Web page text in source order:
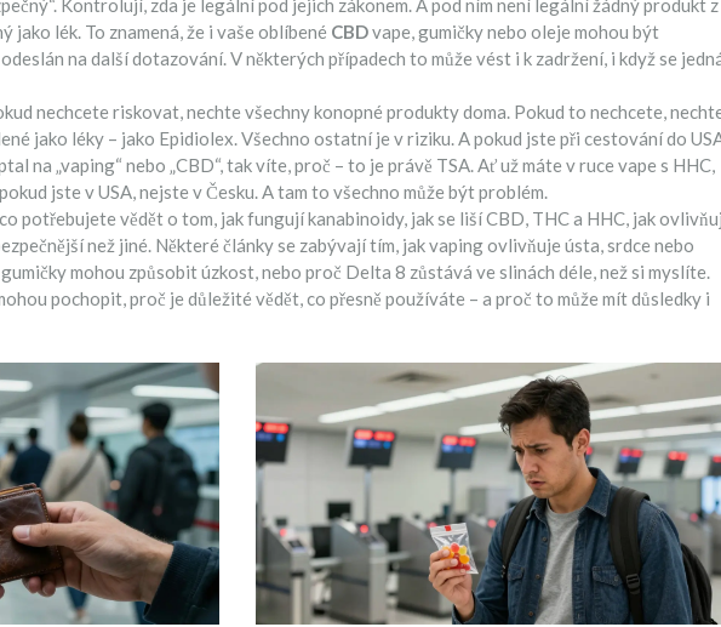
Kontrolují, zda je legální pod jejich zákonem. A pod ním není legální žádný produkt z
jako lék. To znamená, že i vaše oblíbené CBDvape, gumičky nebo oleje mohou být
na další dotazování. V některých případech to může vést i k zadržení, i když se
nechcete riskovat, nechte všechny konopné produkty doma. Pokud to nechcete,
jako léky – jako Epidiolex. Všechno ostatní je v riziku. A pokud jste při cestování do
na „vaping“ nebo „CBD“, tak víte, proč – to je právě TSA. Ať už máte v ruce vape s HHC,
jste v USA, nejste v Česku. A tam to všechno může být problém.
potřebujete vědět o tom, jak fungují kanabinoidy, jak se liší CBD, THC a HHC, jak
než jiné. Některé články se zabývají tím, jak vaping ovlivňuje ústa, srdce nebo
mohou způsobit úzkost, nebo proč Delta 8 zůstává ve slinách déle, než si myslíte.
pochopit, proč je důležité vědět, co přesně používáte – a proč to může mít důsledky i